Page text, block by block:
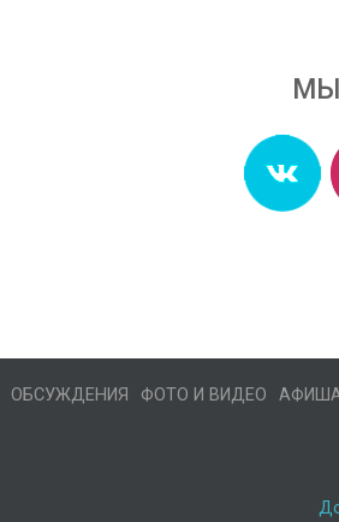
ОБСУЖДЕНИЯ ФОТО И ВИДЕО